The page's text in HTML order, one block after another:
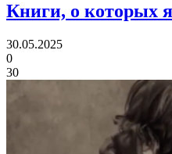
Книги, о которых
30.05.2025
0
30